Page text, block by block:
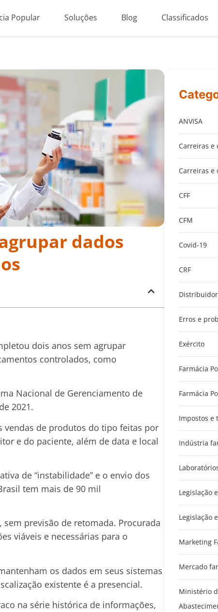
Popular Soluções Blog Classificados
dados
dois anos sem agrupar
controlados, como
Nacional de Gerenciamento de
2021.
vendas de produtos do tipo feitas por
e do paciente, além de data e local
de “instabilidade” e o envio dos
tem mais de 90 mil
previsão de retomada. Procurada
viáveis e necessárias para o
os dados em seus sistemas
existente é a presencial.
na série histórica de informações,
ANVISA
Carreiras e
Carreiras e
CFF
CFM
Covid-19
CRF
Erros e
Exército
Farmácia
Farmácia
Impostos e
Indústria
Legislação
Legislação
Marketing
Mercado
Ministério